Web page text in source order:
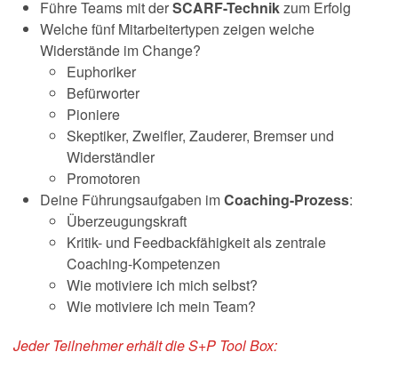
Führe Teams mit derSCARF-Technikzum Erfolg
Welche fünf Mitarbeitertypen zeigen welche
Widerstände im Change?
Euphoriker
Befürworter
Pioniere
Skeptiker, Zweifler, Zauderer, Bremser und
Widerständler
Promotoren
Deine Führungsaufgaben imCoaching-Prozess:
Überzeugungskraft
Kritik- und Feedbackfähigkeit als zentrale
Coaching-Kompetenzen
Wie motiviere ich mich selbst?
Wie motiviere ich mein Team?
Jeder Teilnehmer erhält die S+P Tool Box: